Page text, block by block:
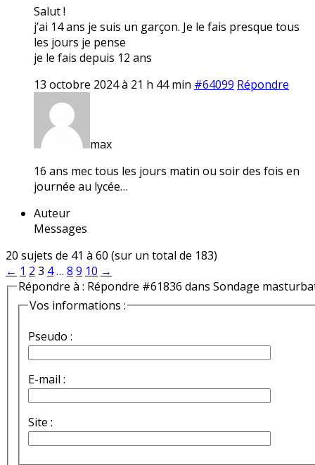
Salut !
j’ai 14 ans je suis un garçon. Je le fais presque tous
les jours je pense
je le fais depuis 12 ans
13 octobre 2024 à 21 h 44 min #64099 Répondre
max
16 ans mec tous les jours matin ou soir des fois en
journée au lycée…
Auteur
Messages
20 sujets de 41 à 60 (sur un total de 183)
← 1 2 3 4… 8 9 10 →
Répondre à : Répondre #61836 dans Sondage
Vos informations :
Pseudo :
E-mail :
Site :